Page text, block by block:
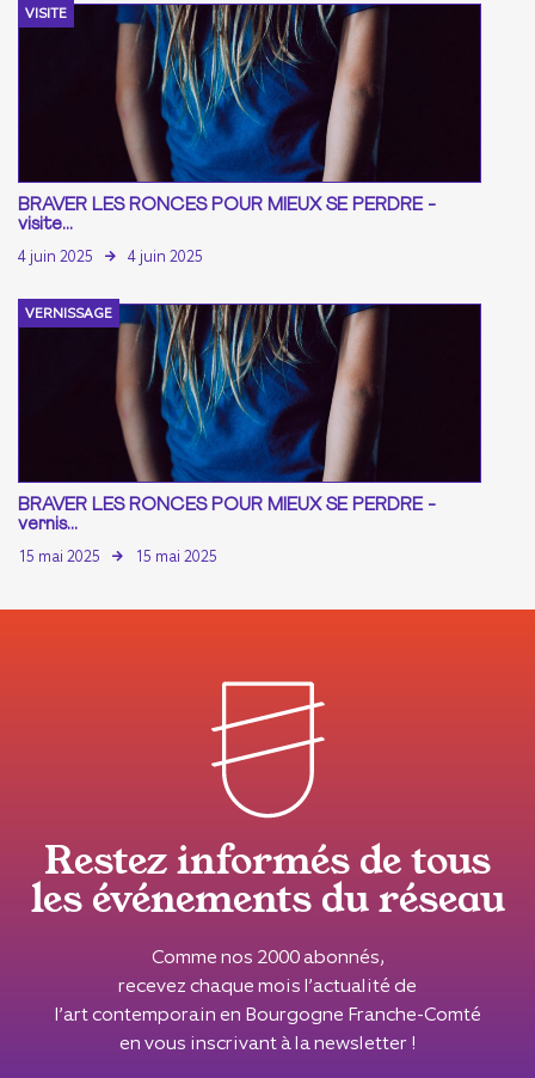
VISITE
BRAVER LES RONCES POUR MIEUX SE PERDRE -
visite...
4 juin 2025 4 juin 2025
VERNISSAGE
BRAVER LES RONCES POUR MIEUX SE PERDRE -
vernis...
15 mai 2025 15 mai 2025
Restez informés de tous
les événements du réseau
Comme nos 2000 abonnés,
recevez chaque mois l’actualité de
l’art contemporain en Bourgogne Franche-Comté
en vous inscrivant à la newsletter !